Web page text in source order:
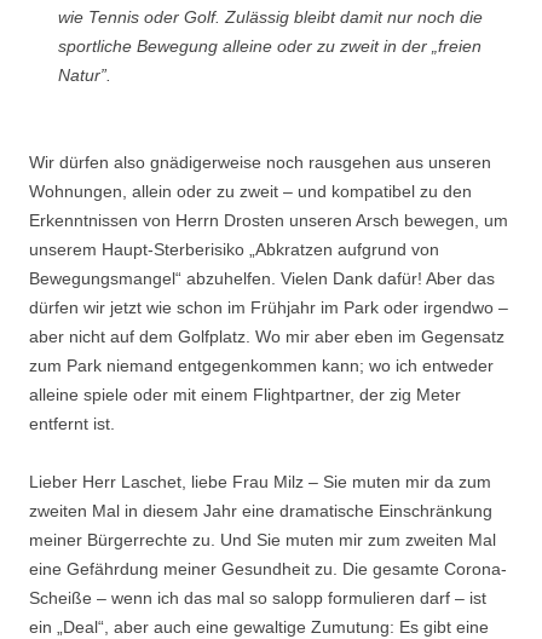
wie Tennis oder Golf. Zulässig bleibt damit nur noch die
sportliche Bewegung alleine oder zu zweit in der „freien
Natur”.
Wir dürfen also gnädigerweise noch rausgehen aus unseren
Wohnungen, allein oder zu zweit – und kompatibel zu den
Erkenntnissen von Herrn Drosten unseren Arsch bewegen, um
unserem Haupt-Sterberisiko „Abkratzen aufgrund von
Bewegungsmangel“ abzuhelfen. Vielen Dank dafür! Aber das
dürfen wir jetzt wie schon im Frühjahr im Park oder irgendwo –
aber nicht auf dem Golfplatz. Wo mir aber eben im Gegensatz
zum Park niemand entgegenkommen kann; wo ich entweder
alleine spiele oder mit einem Flightpartner, der zig Meter
entfernt ist.
Lieber Herr Laschet, liebe Frau Milz – Sie muten mir da zum
zweiten Mal in diesem Jahr eine dramatische Einschränkung
meiner Bürgerrechte zu. Und Sie muten mir zum zweiten Mal
eine Gefährdung meiner Gesundheit zu. Die gesamte Corona-
Scheiße – wenn ich das mal so salopp formulieren darf – ist
ein „Deal“, aber auch eine gewaltige Zumutung: Es gibt eine